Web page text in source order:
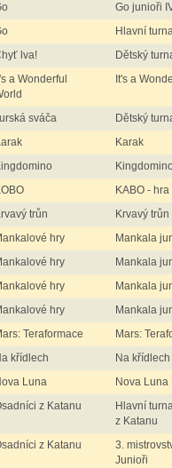
Go junioři
Hlavní
lva!
Dětský
a Wonderful
It's a
sváča
Dětský
Karak
KABO -
trůn
Krvavý trůn
hry
Mankala
hry
Mankala
hry
Mankala
hry
Mankala
Teraformace
Mars:
křídlech
Na křídlech
Luna
Nova Luna
z Katanu
Hlavní
z Katanu
z Katanu
3.
Junioři